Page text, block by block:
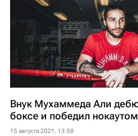
Внук Мухаммеда Али
боксе и победил
15 августа 2021, 13:58